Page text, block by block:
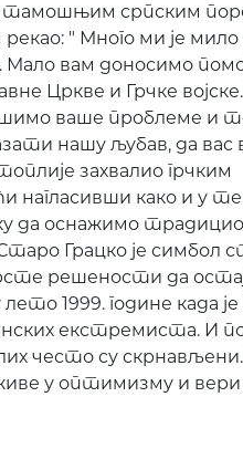
српским
" Много ми је
вам доносимо
Цркве и Грчке
ваше проблеме и
нашу љубав, да вас
захвалио грчким
нагласивши како и у
оснажимо
Старо Грацко је симбол
решености да
1999. године када је
екстремиста. И
често су
у оптимизму и вери